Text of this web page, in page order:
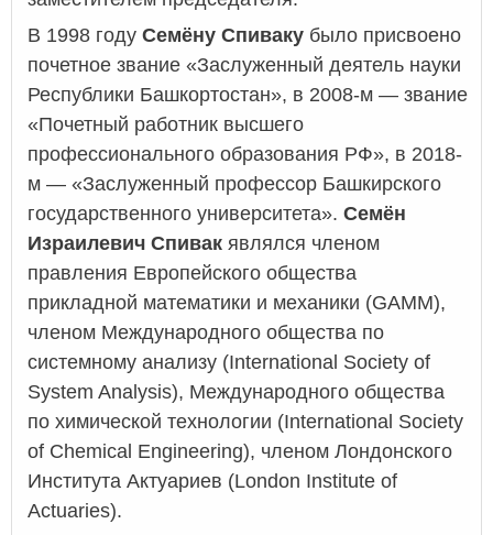
В 1998 году Семёну Спиваку было присвоено
почетное звание «Заслуженный деятель науки
Республики Башкортостан», в 2008-м — звание
«Почетный работник высшего
профессионального образования РФ», в 2018-
м — «Заслуженный профессор Башкирского
государственного университета». Семён
Израилевич Спивак являлся членом
правления Европейского общества
прикладной математики и механики (GAMM),
членом Международного общества по
системному анализу (International Society of
System Analysis), Международного общества
по химической технологии (International Society
of Chemical Engineering), членом Лондонского
Института Актуариев (London Institute of
Actuaries).